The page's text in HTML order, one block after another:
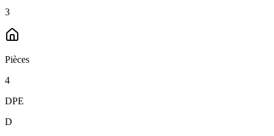
3
Pièces
4
DPE
D